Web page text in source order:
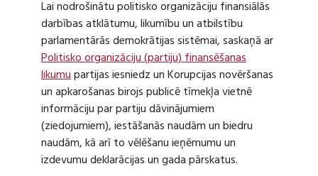
Lai nodrošinātu politisko organizāciju finansiālās
darbības atklātumu, likumību un atbilstību
parlamentārās demokrātijas sistēmai, saskaņā ar
Politisko organizāciju (partiju) finansēšanas
likumupartijas iesniedz un Korupcijas novēršanas
un apkarošanas birojs publicē tīmekļa vietnē
informāciju par partiju dāvinājumiem
(ziedojumiem), iestāšanās naudām un biedru
naudām, kā arī to vēlēšanu ieņēmumu un
izdevumu deklarācijas un gada pārskatus.